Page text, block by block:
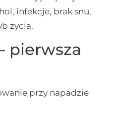
infekcje, brak snu,
życia.
pierwsza
przy napadzie